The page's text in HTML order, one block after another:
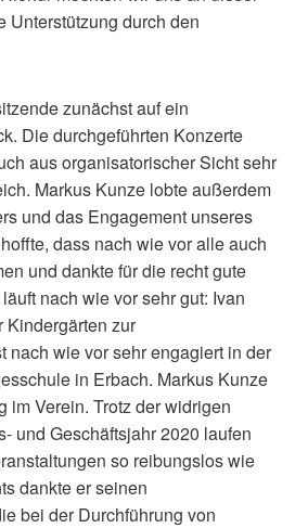
Unterstützung durch den
zunächst auf ein
Die durchgeführten Konzerte
aus organisatorischer Sicht sehr
Markus Kunze lobte außerdem
und das Engagement unseres
dass nach wie vor alle auch
und dankte für die recht gute
nach wie vor sehr gut: Ivan
Kindergärten zur
nach wie vor sehr engagiert in der
in Erbach. Markus Kunze
im Verein. Trotz der widrigen
und Geschäftsjahr 2020 laufen
so reibungslos wie
dankte er seinen
bei der Durchführung von